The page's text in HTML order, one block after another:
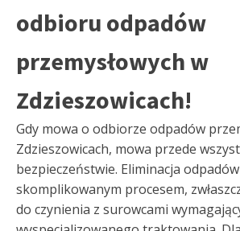
odbioru odpadów
przemysłowych w
Zdzieszowicach!
Gdy mowa o odbiorze odpadów
Zdzieszowicach, mowa przede
bezpieczeństwie. Eliminacja
skomplikowanym procesem,
do czynienia z surowcami